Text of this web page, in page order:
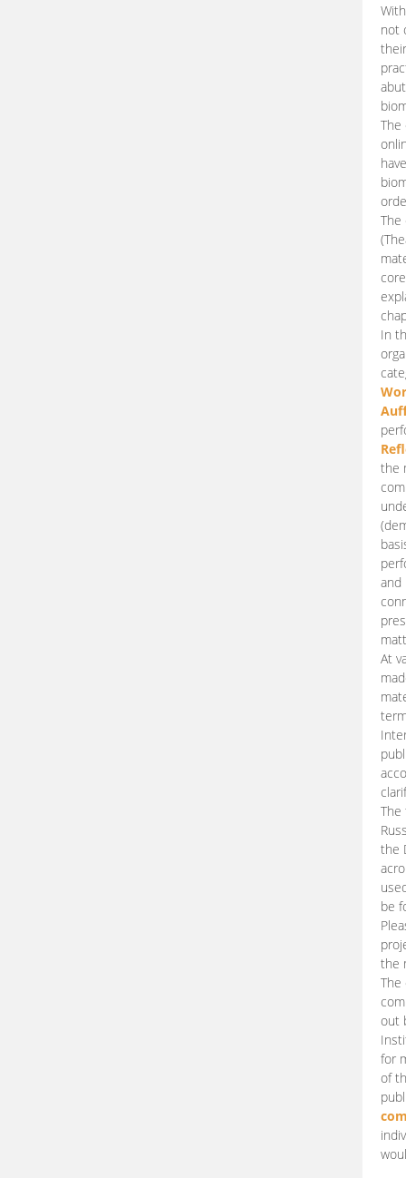
not
The
In
the
and
At
The
the
be
the
The
out
for
of